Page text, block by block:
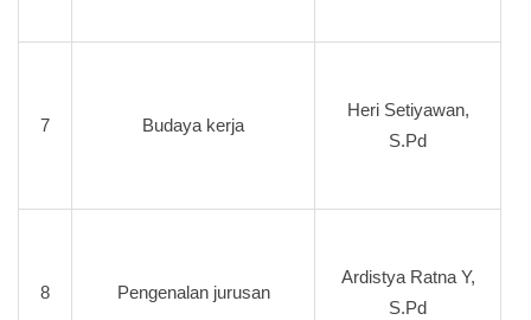
7 Budaya kerja
Heri Setiyawan,
S.Pd
8 Pengenalan jurusan
Ardistya Ratna Y,
S.Pd